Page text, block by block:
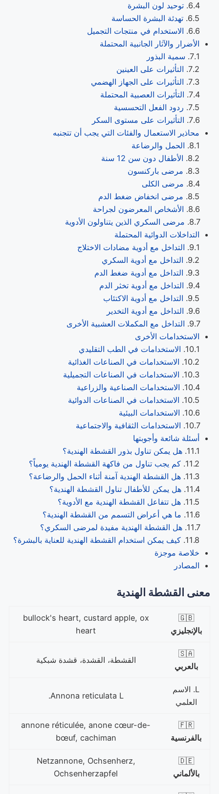
توحيد لون البشرة
تهدئة البشرة الحساسة
الاستخدام في منتجات التجميل
الأضرار والآثار الجانبية المحتملة
سمية البذور
التأثيرات على العينين
التأثيرات على الجهاز الهضمي
التأثيرات العصبية المحتملة
ردود الفعل التحسسية
التأثيرات على مستوى السكر
محاذير الاستعمال والفئات التي يجب أن تتجنبه
الحمل والرضاعة
الأطفال دون سن 12 سنة
مرضى باركنسون
مرضى الكلى
مرضى انخفاض ضغط الدم
الأشخاص المعرضون لجراحة
مرضى السكري الذين يتناولون الأدوية
التداخلات الدوائية المحتملة
التداخل مع أدوية مضادات الاختلاج
التداخل مع أدوية السكري
التداخل مع أدوية ضغط الدم
التداخل مع أدوية تخثر الدم
التداخل مع أدوية الاكتئاب
التداخل مع أدوية التخدير
التداخل مع المكملات العشبية الأخرى
الاستخدامات الأخرى
الاستخدامات في الطب التقليدي
الاستخدامات في الصناعات الغذائية
الاستخدامات في الصناعات التجميلية
الاستخدامات الصناعية والزراعية
الاستخدامات في الصناعات الدوائية
الاستخدامات البيئية
الاستخدامات الثقافية والاجتماعية
أسئلة شائعة وأجوبتها
هل يمكن تناول بذور القشطة الهندية؟
كم يجب تناول من فاكهة القشطة الهندية يومياً؟
هل القشطة الهندية آمنة أثناء الحمل والرضاعة؟
هل يمكن للأطفال تناول القشطة الهندية؟
هل تتفاعل القشطة الهندية مع الأدوية؟
ما هي أعراض التسمم من القشطة الهندية؟
هل القشطة الهندية مفيدة لمرضى السكري؟
كيف يمكن استخدام القشطة الهندية للعناية بالبشرة؟
خلاصة موجزة
المصادر
معنى القشطة الهندية
🇬🇧
بالإنجليزي
bullock's heart, custard apple, ox
heart
🇸🇦
بالعربي
القشطة، القشدة، قشدة شبكية
L. الاسم
العلمي
Annona reticulata L.
🇫🇷
بالفرنسية
annone réticulée, anone cœur-de-
bœuf, cachiman
🇩🇪
بالألماني
Netzannone, Ochsenherz,
Ochsenherzapfel